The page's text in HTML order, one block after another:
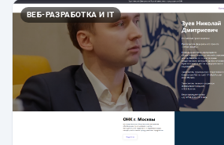
ВЕБ-РАЗРАБОТКА И IT